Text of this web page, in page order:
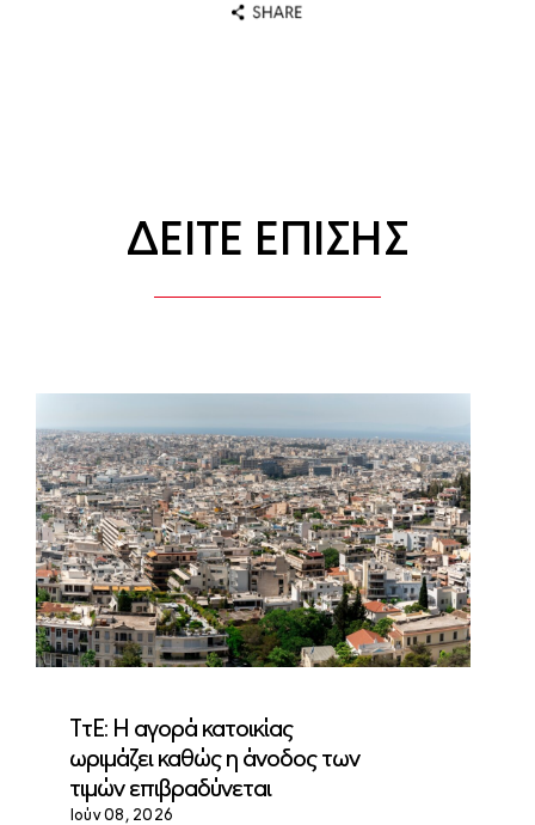
ΔΕΙΤΕ ΕΠΙΣΗΣ
ΤτΕ: Η αγορά κατοικίας
ωριμάζει καθώς η άνοδος των
τιμών επιβραδύνεται
Ιούν 08, 2026